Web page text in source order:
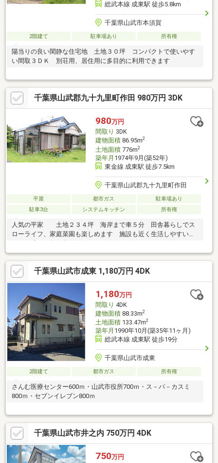
総武本線 成東駅 徒歩5.8km
千葉県山武市本須賀
2階建て 駐車場あり 所有権
陽当りの良い閑静な住宅地 土地３０坪 コンパクトで使いやす
い間取３ＤＫ 別荘用、居住用に多目的に利用できます
千葉県山武郡九十九里町作田 980万円 3DK
980万円
間取り 3DK
建物面積86.95m2
土地面積776m2
築年月 1974年9月(築52年)
東金線 成東駅 徒歩7.5km
千葉県山武郡九十九里町作田
平屋 都市ガス
駐車場あり
駐車3台
システムキッチン 所有権
人気の平家 土地２３４坪 海岸まで車５分 田舎暮らしでス
ローライフ、家庭菜園も楽しめます 施設も近く生活しやすいで
千葉県山武市成東 1,180万円 4DK
1,180万円
間取り 4DK
建物面積88.33m2
土地面積133.47m2
築年月 1990年10月(築35年11ヶ月)
総武本線 成東駅 徒歩19分
千葉県山武市成東
2階建て 都市ガス 所有権
さんむ医療センター600ｍ・山武市役所700ｍ・ス－パ－カスミ
800ｍ・セブンイレブン800ｍ
千葉県山武市井之内 750万円 4DK
750万円